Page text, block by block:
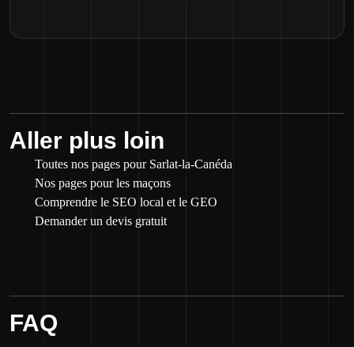
Aller plus loin
Toutes nos pages pour Sarlat-la-Canéda
Nos pages pour les maçons
Comprendre le SEO local et le GEO
Demander un devis gratuit
FAQ